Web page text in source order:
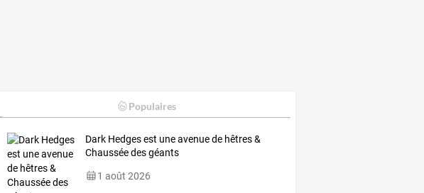
Populaires
Dark Hedges est une avenue de hêtres &
Chaussée des géants
1 août 2026